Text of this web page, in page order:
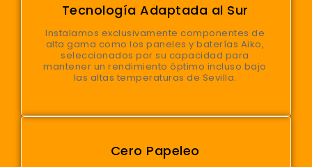
Tecnología Adaptada al Sur
Instalamos exclusivamente componentes de
alta gama como los paneles y baterías Aiko,
seleccionados por su capacidad para
mantener un rendimiento óptimo incluso bajo
las altas temperaturas de Sevilla.
Cero Papeleo